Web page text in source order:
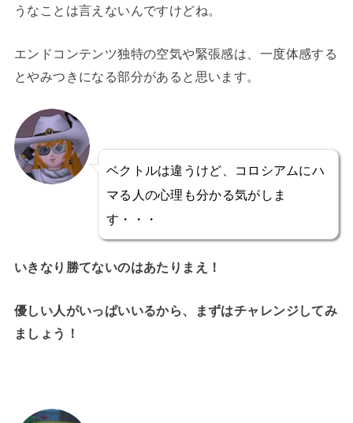
うなことは言えないんですけどね。
エンドコンテンツ独特の空気や緊張感は、一度体感する
とやみつきになる部分があると思います。
ベクトルは違うけど、コロシアムにハ
マる人の心理も分かる気がしま
す・・・
いきなり勝てないのはあたりまえ！
優しい人がいっぱいいるから、まずはチャレンジしてみ
ましょう！